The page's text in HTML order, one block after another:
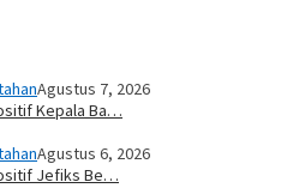
Agustus 7, 2026
Kepala Ba…
Agustus 6, 2026
Jefiks Be…